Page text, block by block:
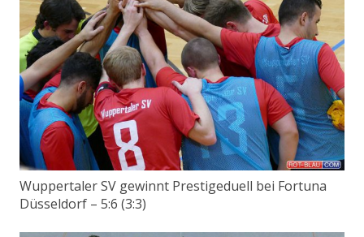
Wuppertaler SV gewinnt Prestigeduell bei Fortuna
Düsseldorf – 5:6 (3:3)